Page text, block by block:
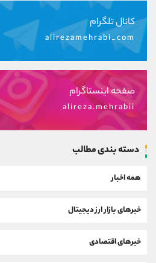
کانال تلگرام
alirezamehrabi_com
صفحه اینستاگرام
alireza.mehrabii
دسته بندی مطالب
همه اخبار
خبرهای بازار ارز دیجیتال
خبرهای اقتصادی